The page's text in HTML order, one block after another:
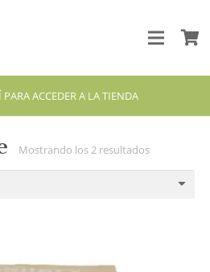
ACCEDER A LA TIENDA
Mostrando los 2 resultadosOrdenado
por